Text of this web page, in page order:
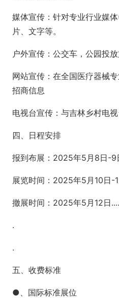
媒体宣传：针对专业行业媒
片、文字等。
户外宣传：公交车，公园投
网站宣传：在全国医疗器械
招商信息
电视台宣传：与吉林乡村电
四、日程安排
报到布展：2025年5月8日-
展览时间：2025年5月10日-
撤展时间：2025年5月12日
.
.
五、收费标准
●、国际标准展位